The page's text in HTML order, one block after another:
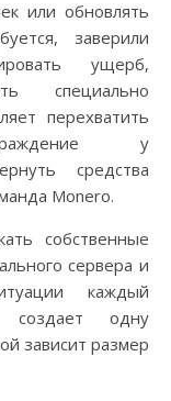
или обновлять
заверили
ущерб,
специально
перехватить
у
средства
Monero.
собственные
сервера и
каждый
создает одну
зависит размер